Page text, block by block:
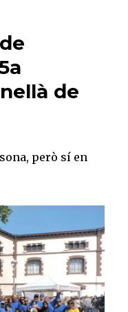
de
però sí en